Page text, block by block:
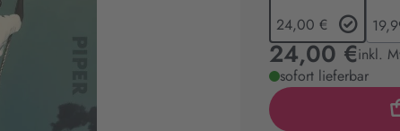
24,00 €
24,00 €inkl.
sofort lieferbar